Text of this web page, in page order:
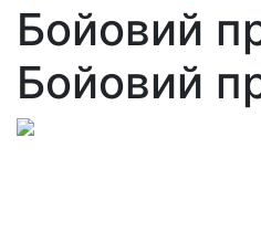
Бойовий
Бойовий